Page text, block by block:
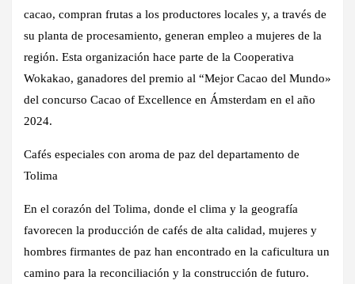
cacao, compran frutas a los productores locales y, a través de
su planta de procesamiento, generan empleo a mujeres de la
región. Esta organización hace parte de la Cooperativa
Wokakao, ganadores del premio al “Mejor Cacao del Mundo»
del concurso Cacao of Excellence en Ámsterdam en el año
2024.
Cafés especiales con aroma de paz del departamento de
Tolima
En el corazón del Tolima, donde el clima y la geografía
favorecen la producción de cafés de alta calidad, mujeres y
hombres firmantes de paz han encontrado en la caficultura un
camino para la reconciliación y la construcción de futuro.